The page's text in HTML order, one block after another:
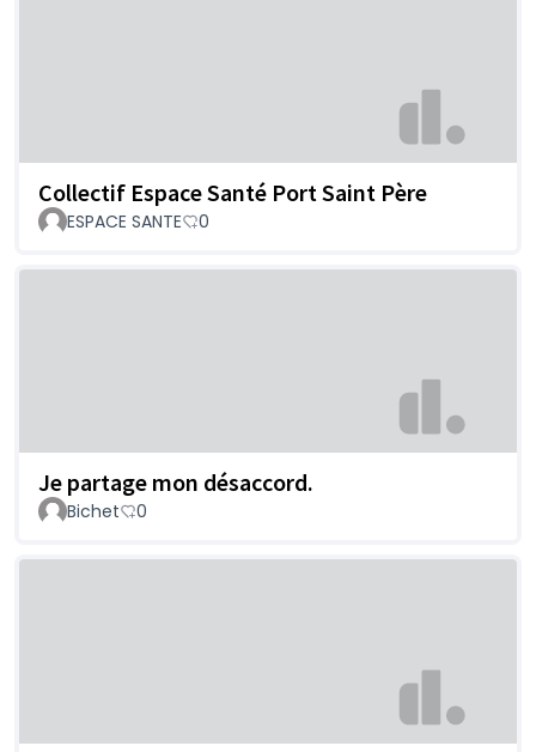
Collectif Espace Santé Port Saint Père
ESPACE SANTE 0
Je partage mon désaccord.
Bichet 0